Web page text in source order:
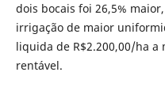
dois bocais foi 26,5%
irrigação de maior
liquida de R$2.200,00/ha a
rentável.